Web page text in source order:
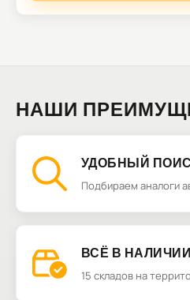
НАШИ
УДОБНЫЙ
Подбираем аналоги
ВСЁ В НАЛИЧИИ
15 складов на